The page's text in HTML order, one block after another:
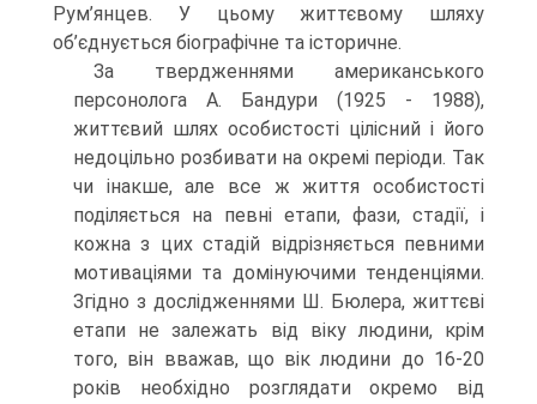
Рум’янцев. У цьому життєвому шляху
об’єднується біографічне та історичне.
За твердженнями американського
персонолога А. Бандури (1925 - 1988),
життєвий шлях особистості цілісний і його
недоцільно розбивати на окремі періоди. Так
чи інакше, але все ж життя особистості
поділяється на певні етапи, фази, стадії, і
кожна з цих стадій відрізняється певними
мотиваціями та домінуючими тенденціями.
Згідно з дослідженнями Ш. Бюлера, життєві
етапи не залежать від віку людини, крім
того, він вважав, що вік людини до 16-20
років необхідно розглядати окремо від